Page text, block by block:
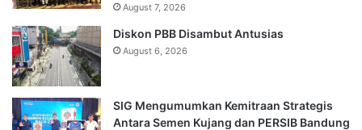
August 7, 2026
Diskon PBB Disambut Antusias
August 6, 2026
SIG Mengumumkan Kemitraan Strategis
Antara Semen Kujang dan PERSIB Bandung